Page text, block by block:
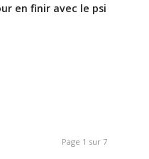
en finir avec le psi
Page 1 sur 7